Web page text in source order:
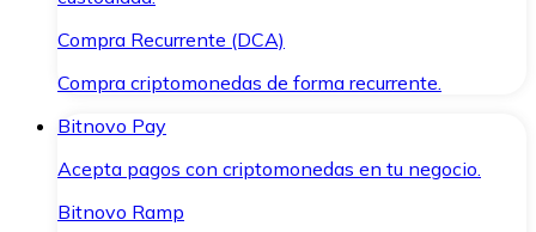
Compra Recurrente (DCA)
Compra criptomonedas de forma recurrente.
Bitnovo Pay
Acepta pagos con criptomonedas en tu negocio.
Bitnovo Ramp